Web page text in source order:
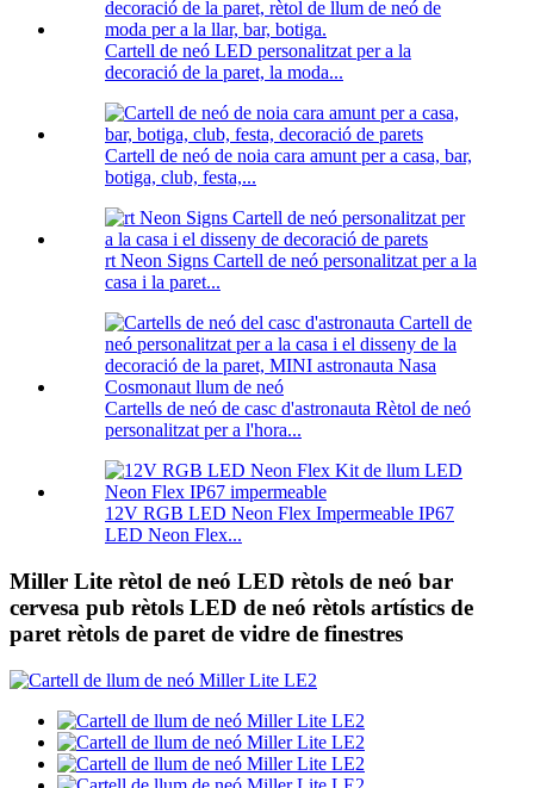
Cartell de neó LED personalitzat per a la
decoració de la paret, la moda...
Cartell de neó de noia cara amunt per a casa, bar,
botiga, club, festa,...
rt Neon Signs Cartell de neó personalitzat per a la
casa i la paret...
Cartells de neó de casc d'astronauta Rètol de neó
personalitzat per a l'hora...
12V RGB LED Neon Flex Impermeable IP67
LED Neon Flex...
Miller Lite rètol de neó LED rètols de neó bar
cervesa pub rètols LED de neó rètols artístics de
paret rètols de paret de vidre de finestres